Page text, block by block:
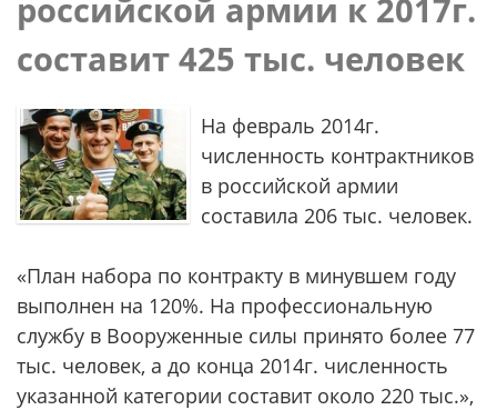
российской армии к 2017г.
составит 425 тыс. человек
На февраль 2014г.
численность контрактников
в российской армии
составила 206 тыс. человек.
«План набора по контракту в минувшем году
выполнен на 120%. На профессиональную
службу в Вооруженные силы принято более 77
тыс. человек, а до конца 2014г. численность
указанной категории составит около 220 тыс.»,